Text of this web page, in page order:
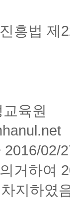
흥법 제
육원
2016/02/
거하여
지하였